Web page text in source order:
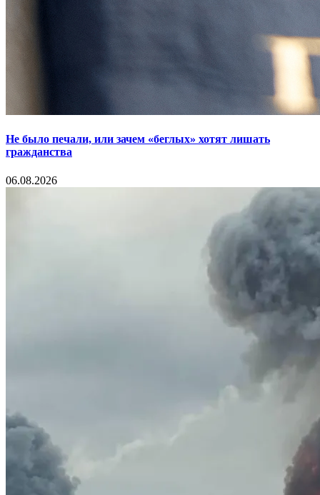
Не было печали, или зачем «беглых» хотят лишать
гражданства
06.08.2026